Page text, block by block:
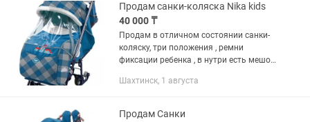
Продам санки-коляска Nika kids
40 000 ₸
Продам в отличном состоянии санки-
коляску, три положения , ремни
фиксации ребенка , в нутри есть мешок
ветра.
Шахтинск, 1 августа
Продам Санки